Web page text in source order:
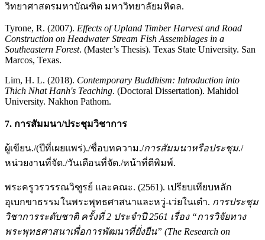
วิทยาศาสตรมหาบัณฑิต มหาวิทยาลัยมหิดล.
Tyrone, R. (2007). Effects of Upland Timber Harvest and Road
Construction on Headwater Stream Fish Assemblages in a
Southeastern Forest. (Master’s Thesis). Texas State University. San
Marcos, Texas.
Lim, H. L. (2018). Contemporary Buddhism: Introduction into
Thich Nhat Hanh's Teaching. (Doctoral Dissertation). Mahidol
University. Nakhon Pathom.
7. การสัมมนา/ประชุมวิชาการ
ผู้เขียน./(ปีที่เผยแพร่)./ชื่อบทความ./การสัมมนาหรือประชุม./
หน่วยงานที่จัด./วันเดือนที่จัด./หน้าที่ตีพิมพ์.
พระครูวรวรรณวิฑูรย์ และคณะ. (2561). เปรียบเทียบหลัก
อุเบกขาธรรมในพระพุทธศาสนาและหวู่-เว่ยในเต๋า. การประชุม
วิชาการระดับชาติ ครั้งที่ 2 ประจำปี 2561 เรื่อง “การวิจัยทาง
พระพุทธศาสนาเพื่อการพัฒนาที่ยั่งยืน” (The Research on